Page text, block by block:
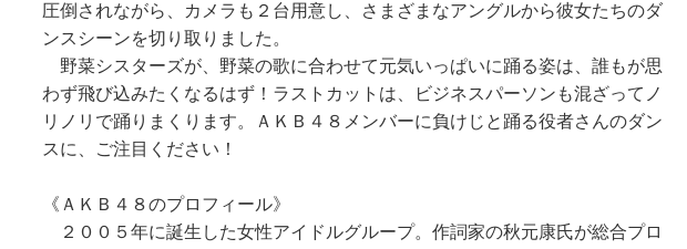
圧倒されながら、カメラも２台用意し、さまざまなアングルから彼女たちのダ
ンスシーンを切り取りました。
野菜シスターズが、野菜の歌に合わせて元気いっぱいに踊る姿は、誰もが思
わず飛び込みたくなるはず！ラストカットは、ビジネスパーソンも混ざってノ
リノリで踊りまくります。ＡＫＢ４８メンバーに負けじと踊る役者さんのダン
スに、ご注目ください！
《ＡＫＢ４８のプロフィール》
２００５年に誕生した女性アイドルグループ。作詞家の秋元康氏が総合プロ